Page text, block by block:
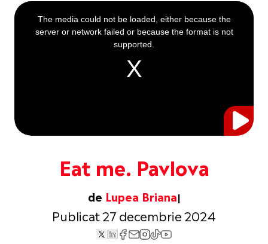
Eat me. Pavlova
de Lupea Briana
Publicat 27 decembrie 2024
This
is
a
The media could not be loaded, either because the
server or network failed or because the format is not
supported.